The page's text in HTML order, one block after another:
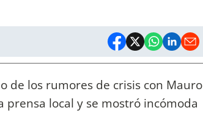
de los rumores de crisis con Mauro
local y se mostró incómoda